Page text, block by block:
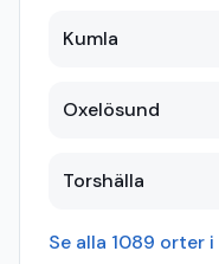
Kumla
Oxelösund
Torshälla
Se alla 1089 orter i